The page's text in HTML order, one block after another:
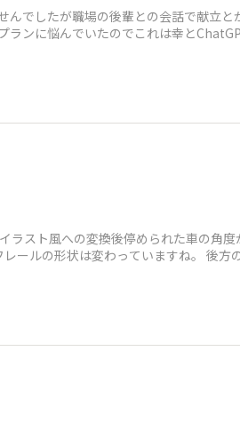
でしたが職場の後輩との会話で献立と
ランに悩んでいたのでこれは幸と
ラスト風への変換後停められた車の角度
ールの形状は変わっていますね。 後方